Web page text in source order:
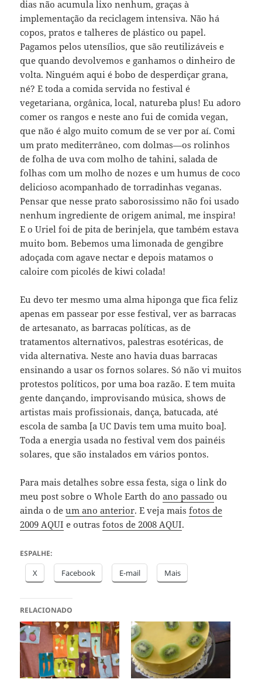
dias não acumula lixo nenhum, graças à
implementação da reciclagem intensiva. Não há
copos, pratos e talheres de plástico ou papel.
Pagamos pelos utensílios, que são reutilizáveis e
que quando devolvemos e ganhamos o dinheiro de
volta. Ninguém aqui é bobo de desperdiçar grana,
né? E toda a comida servida no festival é
vegetariana, orgânica, local, natureba plus! Eu adoro
comer os rangos e neste ano fui de comida vegan,
que não é algo muito comum de se ver por aí. Comi
um prato mediterrâneo, com dolmas—os rolinhos
de folha de uva com molho de tahini, salada de
folhas com um molho de nozes e um humus de coco
delicioso acompanhado de torradinhas veganas.
Pensar que nesse prato saborosissimo não foi usado
nenhum ingrediente de origem animal, me inspira!
E o Uriel foi de pita de berinjela, que também estava
muito bom. Bebemos uma limonada de gengibre
adoçada com agave nectar e depois matamos o
caloire com picolés de kiwi colada!
Eu devo ter mesmo uma alma hiponga que fica feliz
apenas em passear por esse festival, ver as barracas
de artesanato, as barracas políticas, as de
tratamentos alternativos, palestras esotéricas, de
vida alternativa. Neste ano havia duas barracas
ensinando a usar os fornos solares. Só não vi muitos
protestos políticos, por uma boa razão. E tem muita
gente dançando, improvisando música, shows de
artistas mais profissionais, dança, batucada, até
escola de samba [a UC Davis tem uma muito boa].
Toda a energia usada no festival vem dos painéis
solares, que são instalados em vários pontos.
Para mais detalhes sobre essa festa, siga o link do
meu post sobre o Whole Earth doano passado ou
ainda o deum ano anterior. E veja maisfotos de
2009 AQUI e outrasfotos de 2008 AQUI.
ESPALHE:
X Facebook E-mail Mais
RELACIONADO